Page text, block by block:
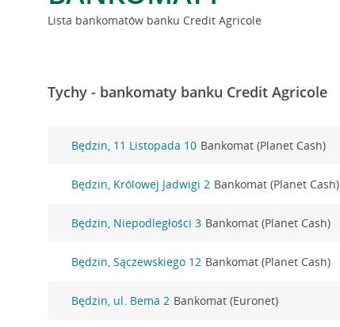
Lista bankomatów banku Credit Agricole
Tychy - bankomaty banku Credit Agricole
Będzin, 11 Listopada 10 Bankomat (Planet Cash)
Będzin, Królowej Jadwigi 2 Bankomat (Planet Cash)
Będzin, Niepodległości 3 Bankomat (Planet Cash)
Będzin, Sączewskiego 12 Bankomat (Planet Cash)
Będzin, ul. Bema 2 Bankomat (Euronet)